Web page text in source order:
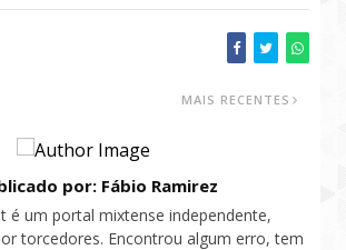
MAIS RECENTES
por: Fábio Ramirez
é um portal mixtense independente,
torcedores. Encontrou algum erro, tem